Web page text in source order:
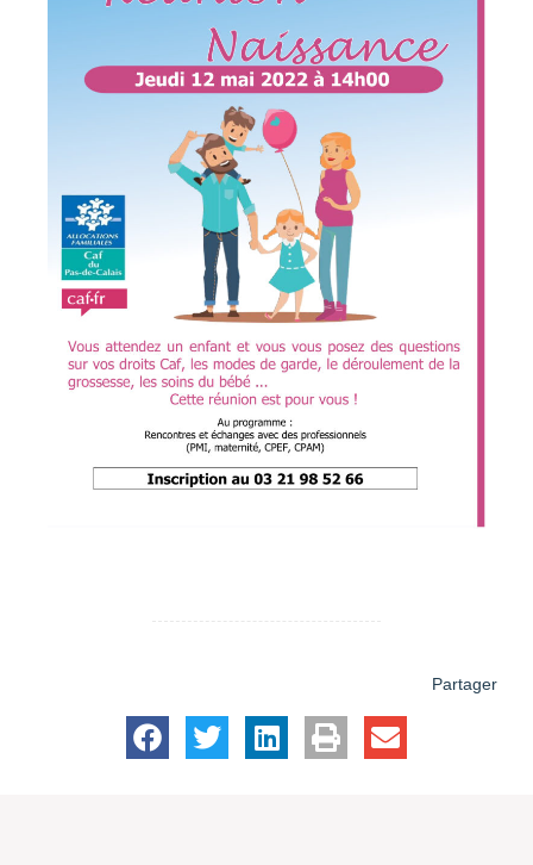
Partager